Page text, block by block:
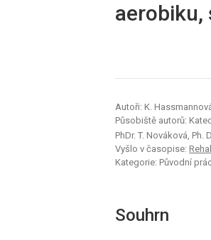
aerobiku,
Autoři: K.
Působiště autorů:
PhDr. T. Nováková, Ph.
Vyšlo v časopise:
Kategorie: Původní
Souhrn